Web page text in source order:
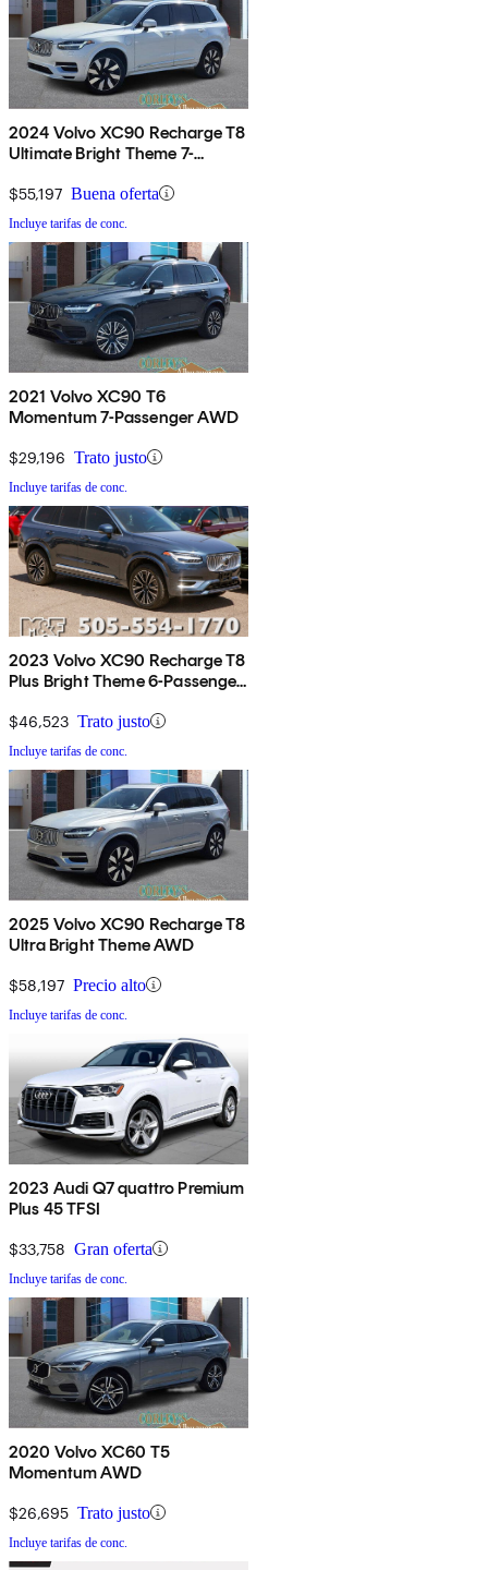
2024 Volvo XC90 Recharge T8
Ultimate Bright Theme 7-
$55,197 Buena oferta
Incluye tarifas de conc.
2021 Volvo XC90 T6
Momentum 7-Passenger AWD
$29,196 Trato justo
Incluye tarifas de conc.
2023 Volvo XC90 Recharge T8
Plus Bright Theme 6-Passenger
$46,523 Trato justo
Incluye tarifas de conc.
2025 Volvo XC90 Recharge T8
Ultra Bright Theme AWD
$58,197 Precio alto
Incluye tarifas de conc.
2023 Audi Q7 quattro Premium
Plus 45 TFSI
$33,758 Gran oferta
Incluye tarifas de conc.
2020 Volvo XC60 T5
Momentum AWD
$26,695 Trato justo
Incluye tarifas de conc.